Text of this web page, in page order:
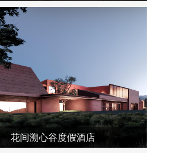
花间溯心谷度假酒店